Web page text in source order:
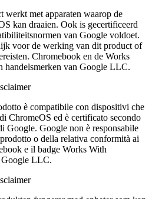
werkt met apparaten waarop de
kan draaien. Ook is gecertificeerd
van Google voldoet.
voor de werking van dit product of
Chromebook en de Works
handelsmerken van Google LLC.
è compatibile con dispositivi che
ChromeOS ed è certificato secondo
Google. Google non è responsabile
o della relativa conformità ai
e il badge Works With
Google LLC.